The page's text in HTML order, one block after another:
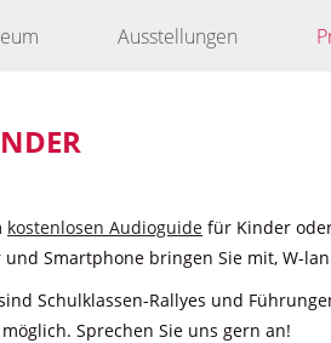
Ausstellungen
kostenlosen Audioguide für Kinder
Smartphone bringen Sie mit, W-
Schulklassen-Rallyes und
Sprechen Sie uns gern an!